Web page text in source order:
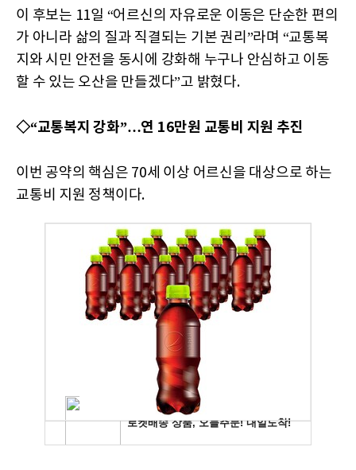
이 후보는 11일 “어르신의 자유로운 이동은 단순한 편의
가 아니라 삶의 질과 직결되는 기본 권리”라며 “교통복
지와 시민 안전을 동시에 강화해 누구나 안심하고 이동
할 수 있는 오산을 만들겠다”고 밝혔다.
◇“교통복지 강화”…연 16만원 교통비 지원 추진
이번 공약의 핵심은 70세 이상 어르신을 대상으로 하는
교통비 지원 정책이다.